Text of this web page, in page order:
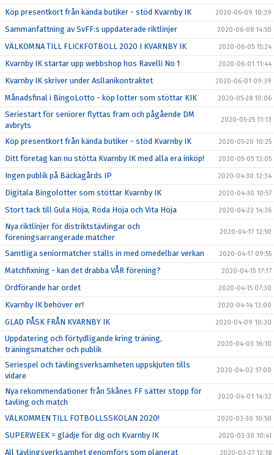
Köp presentkort från kända butiker - stöd Kvarnby IK 2020-06-09 10:39
Sammanfattning av SvFF:s uppdaterade riktlinjer 2020-06-08 14:50
VÄLKOMNA TILL FLICKFOTBOLL 2020 I KVARNBY IK 2020-06-05 15:24
Kvarnby IK startar upp webbshop hos Ravelli No 1 2020-06-01 11:44
Kvarnby IK skriver under Asllanikontraktet 2020-06-01 09:39
Månadsfinal i BingoLotto - köp lotter som stöttar KIK 2020-05-28 10:06
Seriestart för seniorer flyttas fram och pågående DM
avbryts
2020-05-25 11:13
Köp presentkort från kända butiker - stöd Kvarnby IK 2020-05-20 10:25
Ditt företag kan nu stötta Kvarnby IK med alla era inköp! 2020-05-05 13:05
Ingen publik på Bäckagårds IP 2020-04-30 12:34
Digitala Bingolotter som stöttar Kvarnby IK 2020-04-30 10:57
Stort tack till Gula Höja, Röda Höja och Vita Höja 2020-04-22 14:36
Nya riktlinjer för distriktstävlingar och
föreningsarrangerade matcher
2020-04-17 12:50
Samtliga seniormatcher ställs in med omedelbar verkan 2020-04-17 09:55
Matchfixning - kan det drabba VÅR förening? 2020-04-15 17:17
Ordförande har ordet 2020-04-15 07:30
Kvarnby IK behöver er! 2020-04-14 13:00
GLAD PÅSK FRÅN KVARNBY IK 2020-04-09 10:30
Uppdatering och förtydligande kring träning,
träningsmatcher och publik
2020-04-03 16:10
Seriespel och tävlingsverksamheten uppskjuten tills
vidare
2020-04-02 17:00
Nya rekommendationer från Skånes FF sätter stopp för
tävling och match
2020-04-01 14:32
VÄLKOMMEN TILL FOTBOLLSSKOLAN 2020! 2020-03-30 10:50
SUPERWEEK = glädje för dig och Kvarnby IK 2020-03-30 10:41
All tävlingsverksamhet genomförs som planerat 2020-03-27 12:18